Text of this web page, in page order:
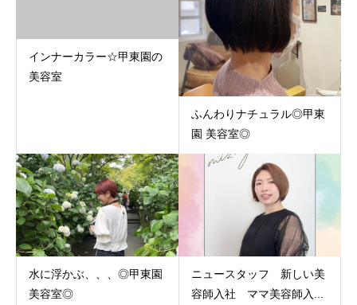
インナーカラー☆甲東園の
美容室
ふんわりナチュラル◎甲東
園 美容室◎
水に浮かぶ、、、◎甲東園
美容室◎
ニュースタッフ 新しい美
容師入社 ママ美容師入...